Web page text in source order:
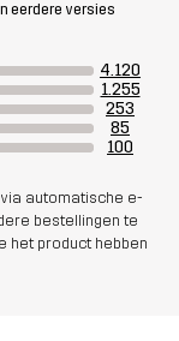
5%
eerdere versies
4.120
1.255
253
85
100
automatische e-
bestellingen te
het product hebben